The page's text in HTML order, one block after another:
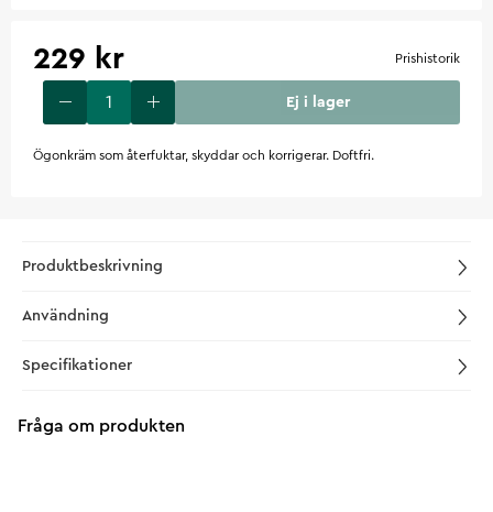
229 kr Prishistorik
Ej i lager
Ögonkräm som återfuktar, skyddar och korrigerar. Doftfri.
Produktbeskrivning
Användning
Specifikationer
Fråga om produkten